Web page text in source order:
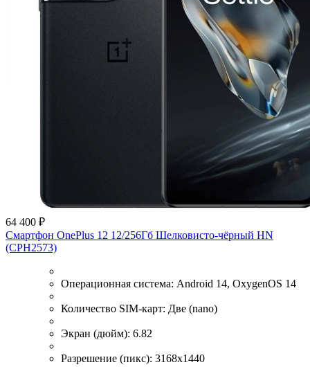
64 400 ₽
Смартфон OnePlus 12 12/256Гб Шелковисто-чёрный HN
(CPH2573)
Операционная система: Android 14, OxygenOS 14
Количество SIM-карт: Две (nano)
Экран (дюйм): 6.82
Разрешение (пикс): 3168x1440